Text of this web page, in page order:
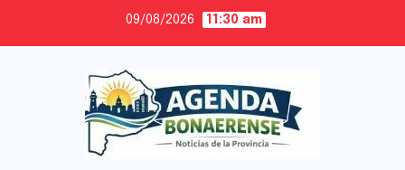
09/08/2026 11:30 am